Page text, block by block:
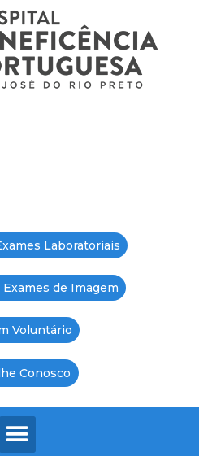
Laboratoriais
de Imagem
Voluntário
Conosco